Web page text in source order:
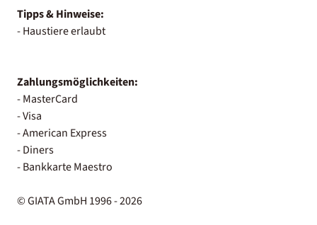
Tipps & Hinweise:
- Haustiere erlaubt
Zahlungsmöglichkeiten:
- MasterCard
- Visa
- American Express
- Diners
- Bankkarte Maestro
© GIATA GmbH 1996 - 2026